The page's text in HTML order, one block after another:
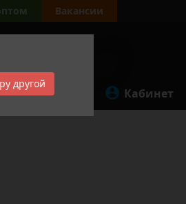
другой
Вакансии
Кабинет